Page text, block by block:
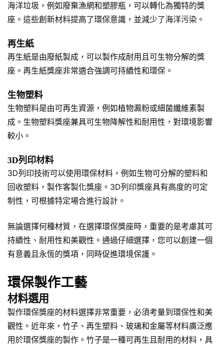
海洋垃圾，例如廢棄漁網和塑膠瓶，可以轉化為獨特的獎
座。這些創新材料提高了環保意識，並減少了海洋污染。
再生紙
再生紙是由廢紙製成，可以製作成耐用且可生物分解的獎
座。再生紙獎座非常適合強調可持續性和環保。
生物塑料
生物塑料是由可再生資源，例如植物澱粉或細菌纖維素製
成。生物塑料獎座兼具可生物降解性和耐用性，對環境影響
較小。
3D列印材料
3D列印技術可以使用環保材料，例如生物可分解的塑料和
回收塑料，製作客製化獎座。3D列印獎座具有高度的可定
制性，可根據特定場合進行設計。
無論選擇何種材質，在選擇環保獎座時，重要的是考慮其可
持續性、耐用性和美觀性。通過仔細選擇，您可以創建一個
有意義且永恆的獎項，同時促進環境保護。
環保製作工藝
材料選用
製作環保獎座的材料選擇非常重要，必須考量到環保性和美
觀性。近年來，竹子、再生塑料、玻璃和金屬等材料廣泛應
用於環保獎座的製作。竹子是一種可再生且耐用的材料，具